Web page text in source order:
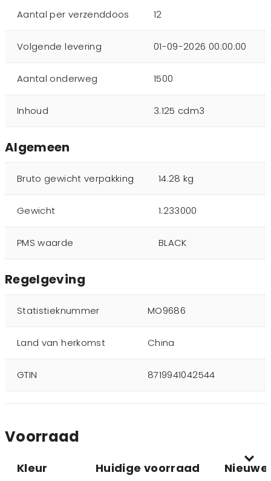
Aantal per verzenddoos 12
Volgende levering 01-09-2026 00:00:00
Aantal onderweg 1500
Inhoud 3.125 cdm3
Algemeen
Bruto gewicht verpakking 14.28 kg
Gewicht 1.233000
PMS waarde BLACK
Regelgeving
Statistieknummer MO9686
Land van herkomst China
GTIN 8719941042544
Voorraad
Kleur Huidige voorraad